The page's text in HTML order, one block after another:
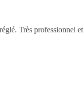
Très professionnel